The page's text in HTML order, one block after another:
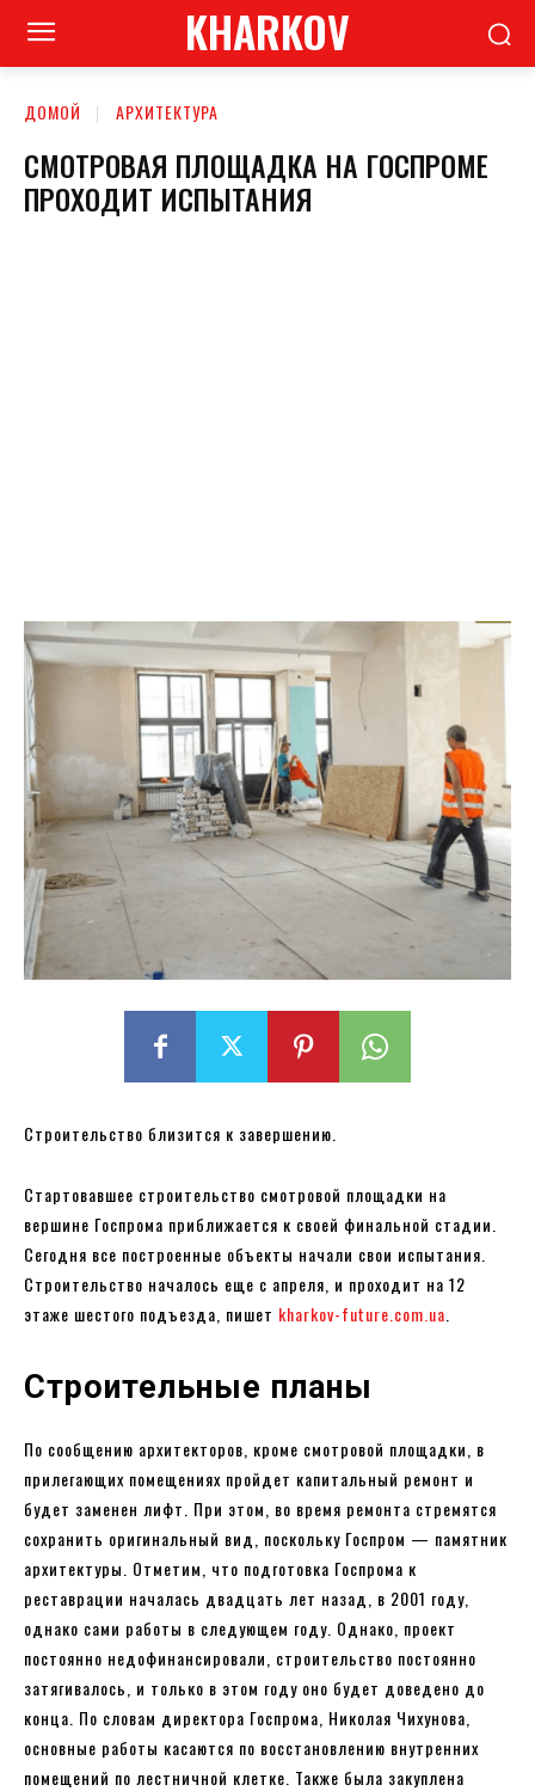
KHARKOV
ДОМОЙ АРХИТЕКТУРА
СМОТРОВАЯ ПЛОЩАДКА НА ГОСПРОМЕ
ПРОХОДИТ ИСПЫТАНИЯ
Строительство близится к завершению.
Стартовавшее строительство смотровой площадки на
вершине Госпрома приближается к своей финальной стадии.
Сегодня все построенные объекты начали свои испытания.
Строительство началось еще с апреля, и проходит на 12
этаже шестого подъезда, пишет kharkov-future.com.ua
Строительные планы
По сообщению архитекторов, кроме смотровой площадки, в
прилегающих помещениях пройдет капитальный ремонт и
будет заменен лифт. При этом, во время ремонта стремятся
сохранить оригинальный вид, поскольку Госпром — памятник
архитектуры. Отметим, что подготовка Госпрома к
реставрации началась двадцать лет назад, в 2001 году,
однако сами работы в следующем году. Однако, проект
постоянно недофинансировали, строительство постоянно
затягивалось, и только в этом году оно будет доведено до
конца. По словам директора Госпрома, Николая Чихунова,
основные работы касаются по восстановлению внутренних
помещений по лестничной клетке. Также была закуплена